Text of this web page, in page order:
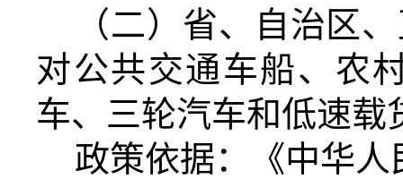
（二）省、自治区
对公共交通车船、农
车、三轮汽车和低速
政策依据：《中华